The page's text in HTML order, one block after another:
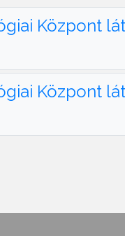
Központ
Központ